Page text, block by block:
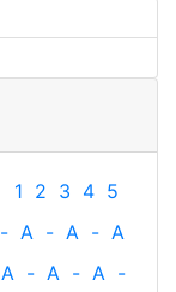
1 2 3 4 5
- A - A - A
A - A - A -